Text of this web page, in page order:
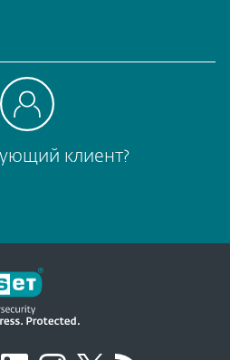
клиент?